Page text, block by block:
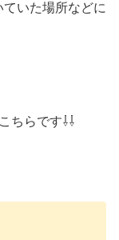
いた場所などに
ちらです⇩⇩